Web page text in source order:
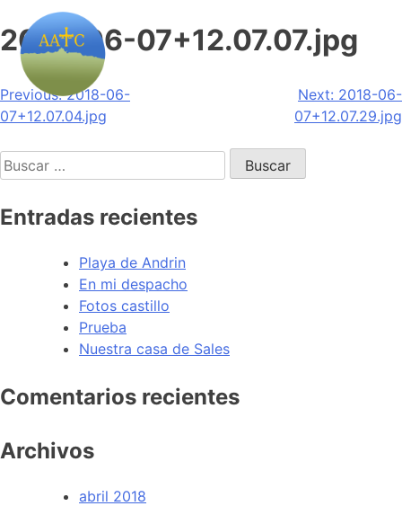
2018-06-07+12.07.07.jpg
Navegación
de
entradas
Previous: 2018-06-
07+12.07.04.jpg
Next: 2018-06-
07+12.07.29.jpg
Buscar:
Entradas recientes
Playa de Andrin
En mi despacho
Fotos castillo
Prueba
Nuestra casa de Sales
Comentarios recientes
Archivos
abril 2018